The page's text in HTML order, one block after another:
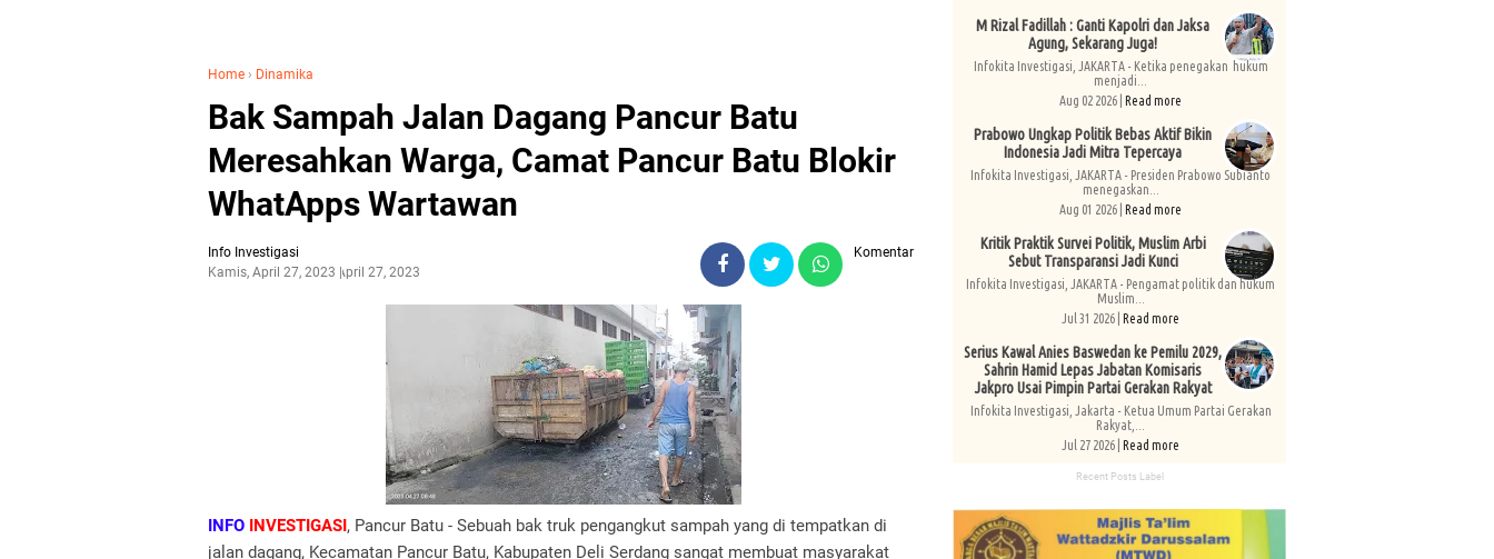
Home › Dinamika
Bak Sampah Jalan Dagang Pancur Batu
Meresahkan Warga, Camat Pancur Batu Blokir
WhatApps Wartawan
Info Investigasi
Kamis, April 27, 2023 April 27, 2023
Komentar
INFO INVESTIGASI, Pancur Batu - Sebuah bak truk pengangkut sampah yang di tempatkan di
jalan dagang, Kecamatan Pancur Batu, Kabupaten Deli Serdang sangat membuat masyarakat
M Rizal Fadillah : Ganti Kapolri dan Jaksa
Agung, Sekarang Juga!
Infokita Investigasi, JAKARTA - Ketika penegakan hukum
menjadi...
Aug 02 2026 | Read more
Prabowo Ungkap Politik Bebas Aktif Bikin
Indonesia Jadi Mitra Tepercaya
Infokita Investigasi, JAKARTA - Presiden Prabowo Subianto
menegaskan...
Aug 01 2026 | Read more
Kritik Praktik Survei Politik, Muslim Arbi
Sebut Transparansi Jadi Kunci
Infokita Investigasi, JAKARTA - Pengamat politik dan hukum
Muslim...
Jul 31 2026 | Read more
Serius Kawal Anies Baswedan ke Pemilu 2029,
Sahrin Hamid Lepas Jabatan Komisaris
Jakpro Usai Pimpin Partai Gerakan Rakyat
Infokita Investigasi, Jakarta - Ketua Umum Partai Gerakan
Rakyat,...
Jul 27 2026 | Read more
Recent Posts Label